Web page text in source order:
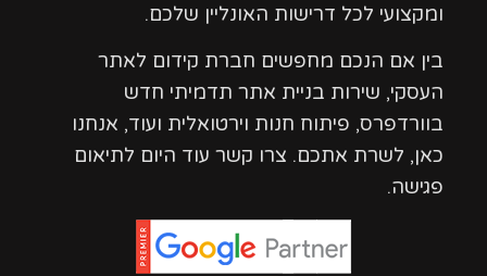
ומקצועי לכל דרישות האונליין שלכם.
בין אם הנכם מחפשים חברת קידום לאתר
העסקי, שירות בניית אתר תדמיתי חדש
בוורדפרס, פיתוח חנות וירטואלית ועוד, אנחנו
כאן, לשרת אתכם. צרו קשר עוד היום לתיאום
פגישה.